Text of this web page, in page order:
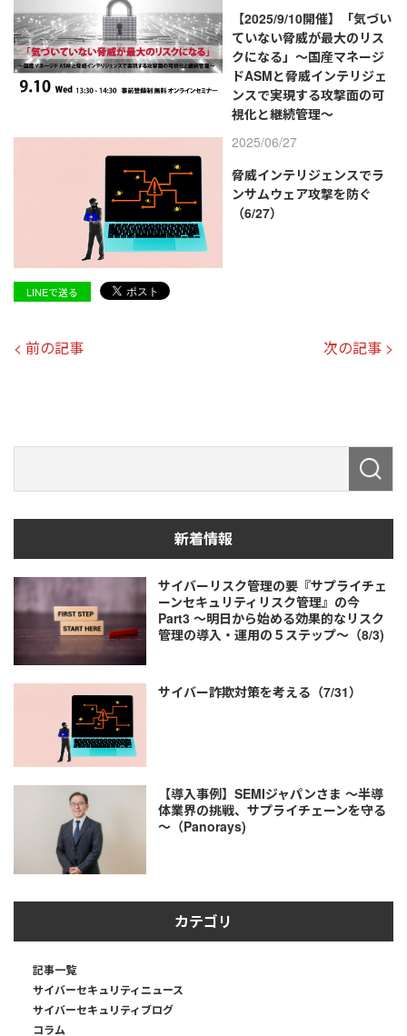
【2025/9/10開催】「気づい
ていない脅威が最大のリス
クになる」～国産マネージ
ドASMと脅威インテリジェ
ンスで実現する攻撃面の可
視化と継続管理～
2025/06/27
脅威インテリジェンスでラ
ンサムウェア攻撃を防ぐ
（6/27）
LINEで送る
< 前の記事 次の記事 >
新着情報
サイバーリスク管理の要『サプライチェ
ーンセキュリティリスク管理』の今
Part3 ～明日から始める効果的なリスク
管理の導入・運用の５ステップ～（8/3)
サイバー詐欺対策を考える（7/31）
【導入事例】SEMIジャパンさま ～半導
体業界の挑戦、サプライチェーンを守る
～（Panorays)
カテゴリ
記事一覧
サイバーセキュリティニュース
サイバーセキュリティブログ
コラム